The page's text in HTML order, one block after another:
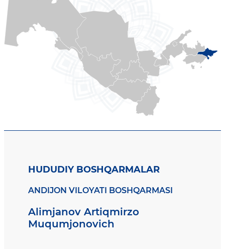
HUDUDIY BOSHQARMALAR
ANDIJON VILOYATI BOSHQARMASI
Alimjanov Artiqmirzo
Muqumjonovich